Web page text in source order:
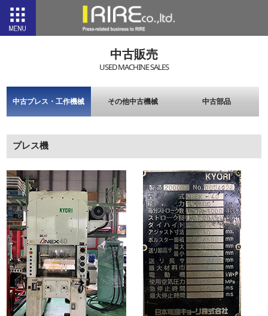
中古販売
USED MACHINE SALES
中古プレス・工作機械 その他中古機械 中古部品
プレス機